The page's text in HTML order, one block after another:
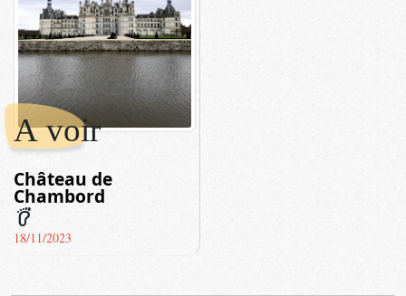
A voir
Château de
Chambord
barefoot
18/11/2023